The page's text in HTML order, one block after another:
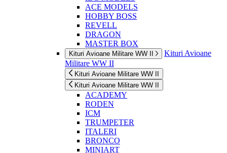
ACE MODELS
HOBBY BOSS
REVELL
DRAGON
MASTER BOX
Kituri Avioane Militare WW II
Kituri Avioane
Militare WW II
Kituri Avioane Militare WW II
Kituri Avioane Militare WW II
ACADEMY
RODEN
ICM
TRUMPETER
ITALERI
BRONCO
MINIART